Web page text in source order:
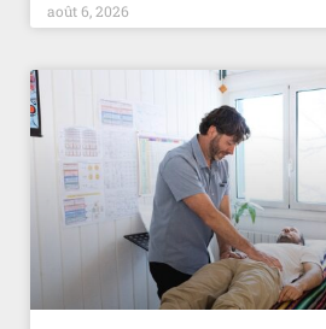
août 6, 2026